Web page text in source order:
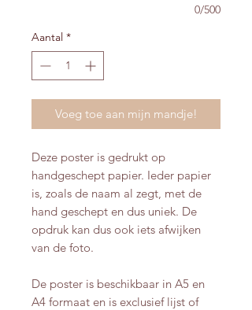
0/500
Aantal *
Voeg toe aan mijn mandje!
Deze poster is gedrukt op
handgeschept papier. Ieder papier
is, zoals de naam al zegt, met de
hand geschept en dus uniek. De
opdruk kan dus ook iets afwijken
van de foto.
De poster is beschikbaar in A5 en
A4 formaat en is exclusief lijst of